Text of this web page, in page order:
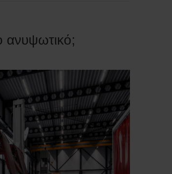
ανυψωτικό;